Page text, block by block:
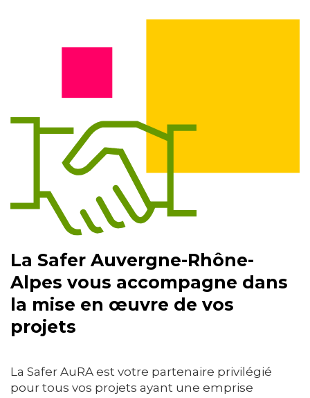
La Safer Auvergne-Rhône-
Alpes vous accompagne dans
la mise en œuvre de vos
projets
La Safer AuRA est votre partenaire privilégié
pour tous vos projets ayant une emprise